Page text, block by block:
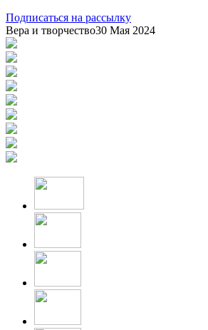
Подписаться на рассылку
Вера и творчество30 Мая 2024